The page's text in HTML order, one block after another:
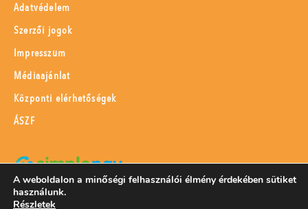
Adatvédelem
Szerzői jogok
Impresszum
Médiaajánlat
Központi elérhetőségek
ÁSZF
SimplePay adattovábbítási nyilatkozat
A weboldalon a minőségi felhasználói élmény érdekében sütiket
használunk.
Részletek